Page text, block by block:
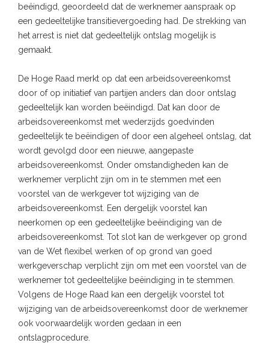
beëindigd, geoordeeld dat de werknemer aanspraak op
een gedeeltelijke transitievergoeding had. De strekking van
het arrest is niet dat gedeeltelijk ontslag mogelijk is
gemaakt.
De Hoge Raad merkt op dat een arbeidsovereenkomst
door of op initiatief van partijen anders dan door ontslag
gedeeltelijk kan worden beëindigd. Dat kan door de
arbeidsovereenkomst met wederzijds goedvinden
gedeeltelijk te beëindigen of door een algeheel ontslag, dat
wordt gevolgd door een nieuwe, aangepaste
arbeidsovereenkomst. Onder omstandigheden kan de
werknemer verplicht zijn om in te stemmen met een
voorstel van de werkgever tot wijziging van de
arbeidsovereenkomst. Een dergelijk voorstel kan
neerkomen op een gedeeltelijke beëindiging van de
arbeidsovereenkomst. Tot slot kan de werkgever op grond
van de Wet flexibel werken of op grond van goed
werkgeverschap verplicht zijn om met een voorstel van de
werknemer tot gedeeltelijke beëindiging in te stemmen.
Volgens de Hoge Raad kan een dergelijk voorstel tot
wijziging van de arbeidsovereenkomst door de werknemer
ook voorwaardelijk worden gedaan in een
ontslagprocedure.